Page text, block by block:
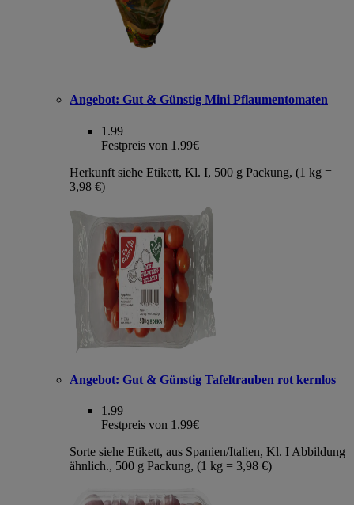
Angebot: Gut & Günstig Mini Pflaumentomaten
1.99
Festpreis von 1.99€
Herkunft siehe Etikett, Kl. I, 500 g Packung, (1 kg =
3,98 €)
Angebot: Gut & Günstig Tafeltrauben rot kernlos
1.99
Festpreis von 1.99€
Sorte siehe Etikett, aus Spanien/Italien, Kl. I Abbildung
ähnlich., 500 g Packung, (1 kg = 3,98 €)